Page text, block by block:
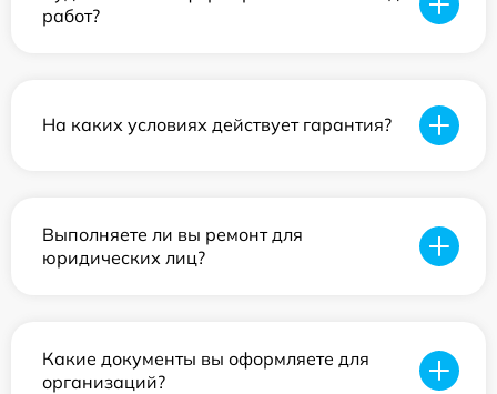
работ?
На каких условиях действует гарантия?
Выполняете ли вы ремонт для
юридических лиц?
Какие документы вы оформляете для
организаций?